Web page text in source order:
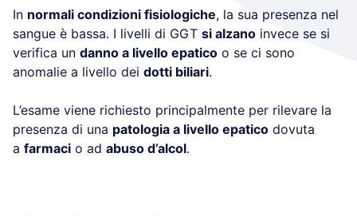
In normali condizioni fisiologiche, la sua presenza nel
sangue è bassa. I livelli di GGT si alzano invece se si
verifica un danno a livello epatico o se ci sono
anomalie a livello dei dotti biliari.
L’esame viene richiesto principalmente per rilevare la
presenza di una patologia a livello epatico dovuta
a farmaci o ad abuso d’alcol.